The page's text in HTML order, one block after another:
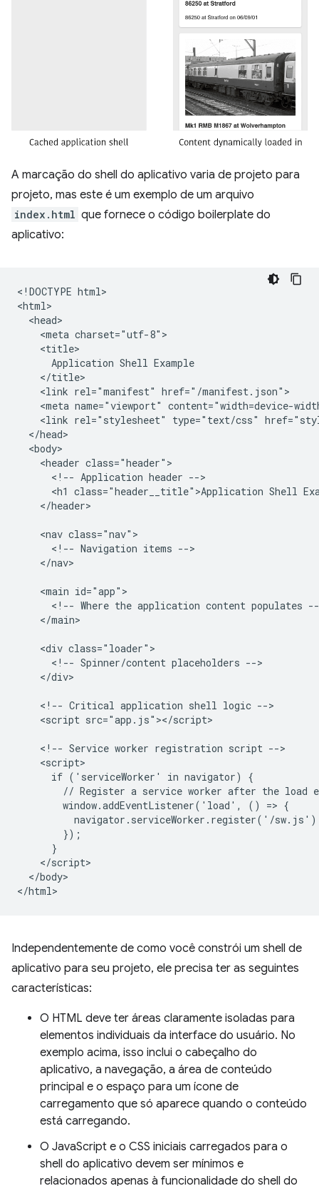
A marcação do shell do aplicativo varia de projeto para
projeto, mas este é um exemplo de um arquivo
index.html que fornece o código boilerplate do
aplicativo:
​​<!DOCTYPE html>
<html>
  <head>
    <meta charset="utf-8">
    <title>
      Application Shell Example
    </title>
    <link rel="manifest" href="/manifest.json">
<meta name="viewport" content="width=device-
<link rel="stylesheet" type="text/css"
  </head>
  <body>
    <header class="header">
      <!-- Application header -->
<h1 class="header__title">Application Shell
    </header>
    <nav class="nav">
      <!-- Navigation items -->
    </nav>
    <main id="app">
<!-- Where the application content populates
    </main>
    <div class="loader">
      <!-- Spinner/content placeholders -->
    </div>
    <!-- Critical application shell logic -->
    <script src="app.js"></script>
    <!-- Service worker registration script -->
    <script>
      if ('serviceWorker' in navigator) {
// Register a service worker after the load
        window.addEventListener('load', () => {
navigator.serviceWorker.register('/
        });
      }
    </script>
  </body>
Independentemente de como você constrói um shell de
aplicativo para seu projeto, ele precisa ter as seguintes
características:
O HTML deve ter áreas claramente isoladas para
elementos individuais da interface do usuário. No
exemplo acima, isso inclui o cabeçalho do
aplicativo, a navegação, a área de conteúdo
principal e o espaço para um ícone de
carregamento que só aparece quando o conteúdo
está carregando.
O JavaScript e o CSS iniciais carregados para o
shell do aplicativo devem ser mínimos e
relacionados apenas à funcionalidade do shell do